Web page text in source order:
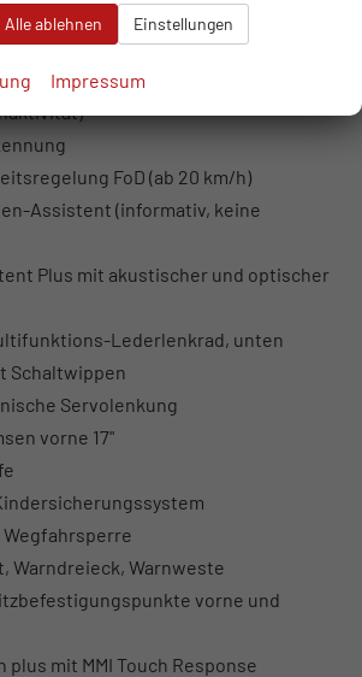
mit Lenksupport
mit Notfallassistent (übernimmt
FoD (ab 20 km/h)
Assistent (informativ, keine
Plus mit akustischer und optischer
Lederlenkrad, unten
Schaltwippen
Servolenkung
vorne 17"
Warndreieck, Warnweste
vorne und
plus mit MMI Touch Response
Alle ablehnen Einstellungen
Impressum